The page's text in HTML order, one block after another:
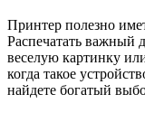
Принтер полезно
Распечатать важный
веселую картинку
когда такое
найдете богатый